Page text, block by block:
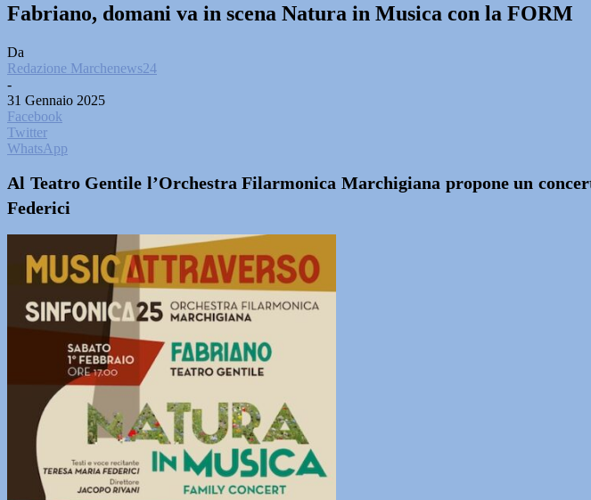
Fabriano, domani va in scena Natura in Musica con la FORM
Da
Redazione Marchenews24
-
31 Gennaio 2025
Facebook
Twitter
WhatsApp
Al Teatro Gentile l’Orchestra Filarmonica Marchigiana propone un
Federici